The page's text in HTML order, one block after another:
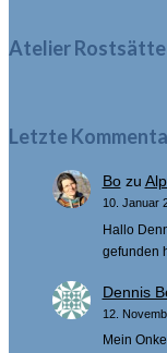
Atelier Rostsätte
Letzte
Bozu
10. Januar
Hallo
gefunden
Dennis
12.
Mein